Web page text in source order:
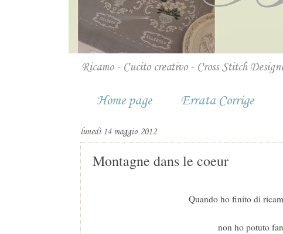
Ricamo - Cucito creativo - Cross Stitch
Home page Errata Corrige
lunedì 14 maggio 2012
Montagne dans le coeur
Quando ho finito di
non ho potuto